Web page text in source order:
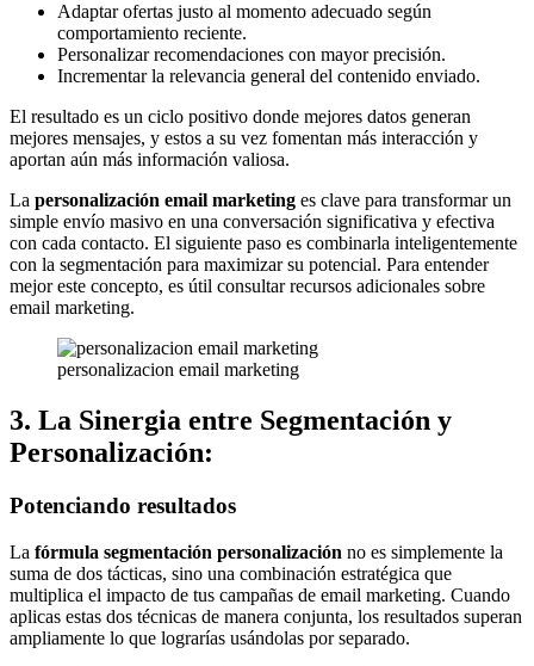
Adaptar ofertas justo al momento adecuado según
comportamiento reciente.
Personalizar recomendaciones con mayor precisión.
Incrementar la relevancia general del contenido enviado.
El resultado es un ciclo positivo donde mejores datos generan
mejores mensajes, y estos a su vez fomentan más interacción y
aportan aún más información valiosa.
La personalización email marketing es clave para transformar un
simple envío masivo en una conversación significativa y efectiva
con cada contacto. El siguiente paso es combinarla inteligentemente
con la segmentación para maximizar su potencial. Para entender
mejor este concepto, es útil consultar recursos adicionales sobre
email marketing.
personalizacion email marketing
3. La Sinergia entre Segmentación y
Personalización:
Potenciando resultados
La fórmula segmentación personalización no es simplemente la
suma de dos tácticas, sino una combinación estratégica que
multiplica el impacto de tus campañas de email marketing. Cuando
aplicas estas dos técnicas de manera conjunta, los resultados superan
ampliamente lo que lograrías usándolas por separado.